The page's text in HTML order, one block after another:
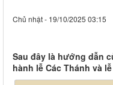
Chủ nhật - 19/10/2025 03:15
Sau đây là hướng dẫn
hành lễ Các Thánh và